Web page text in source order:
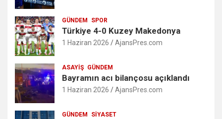
GÜNDEM SPOR
Türkiye 4-0 Kuzey Makedonya
1 Haziran 2026 AjansPres.com
ASAYIŞ GÜNDEM
Bayramın acı bilançosu açıklandı
1 Haziran 2026 AjansPres.com
GÜNDEM SIYASET